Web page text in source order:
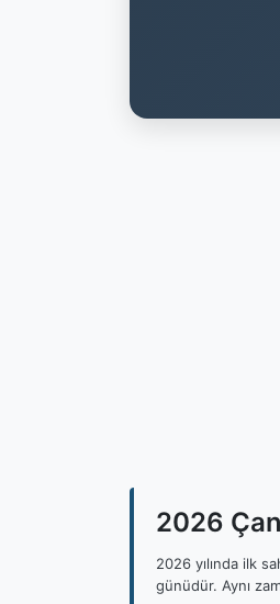
2026
2026 yılında ilk
günüdür. Aynı